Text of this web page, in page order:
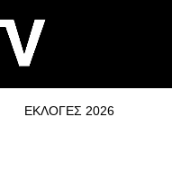
ΕΚΛΟΓΕΣ 2026